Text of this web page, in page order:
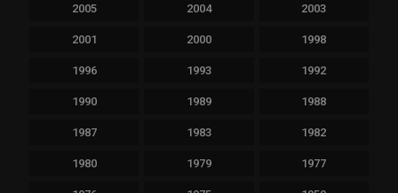
2005 2004 2003
2001 2000 1998
1996 1993 1992
1990 1989 1988
1987 1983 1982
1980 1979 1977